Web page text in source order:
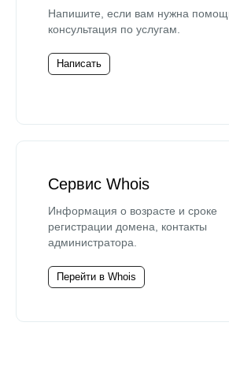
Напишите, если вам нужна
консультация по услугам.
Написать
Сервис Whois
Информация о возрасте и сроке
регистрации домена, контакты
администратора.
Перейти в Whois